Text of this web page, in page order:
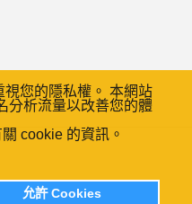
您的隱私權。 本網站
分析流量以改善您的體
cookie 的資訊。
允許 Cookies